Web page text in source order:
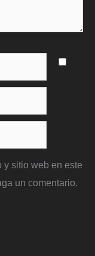
y sitio web en este
un comentario.